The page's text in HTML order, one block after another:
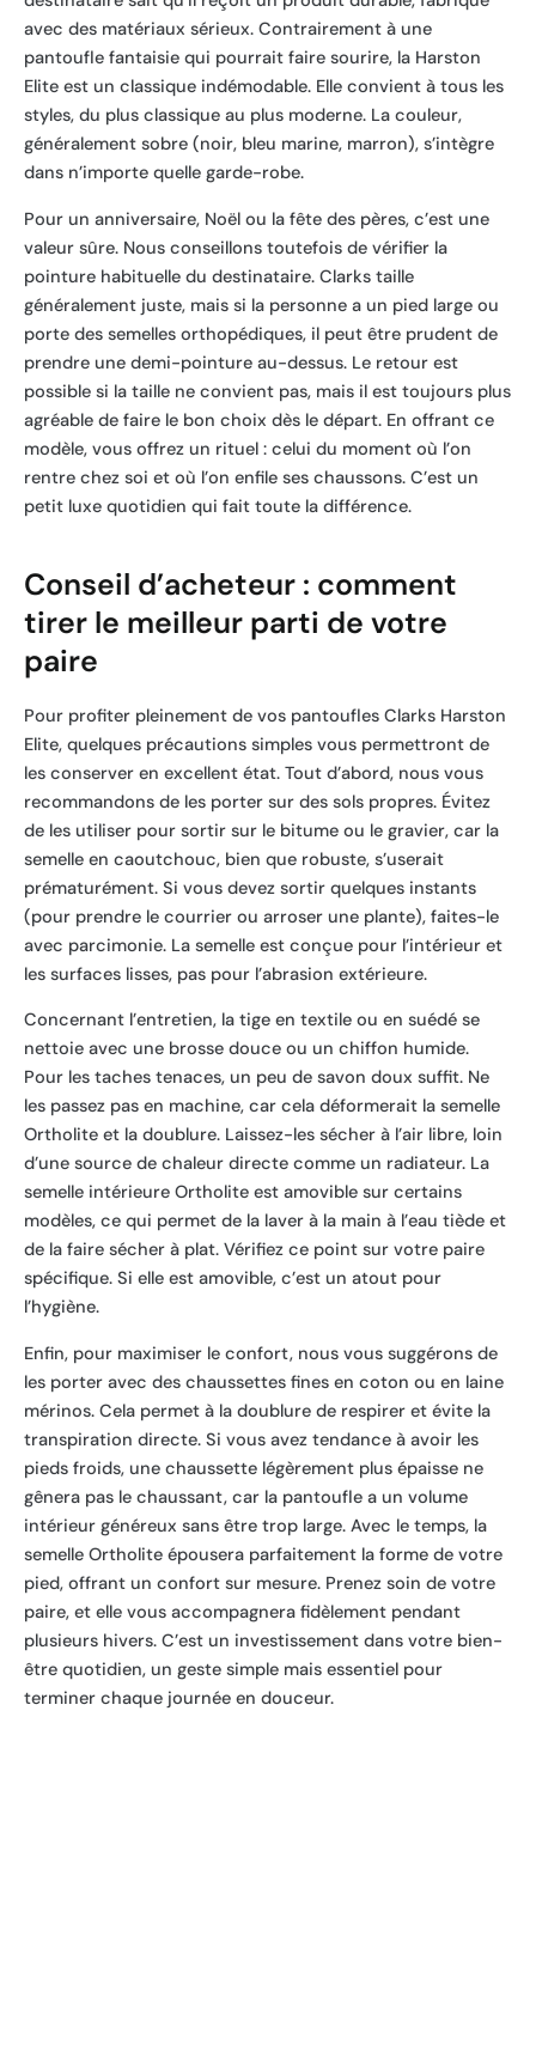
avec des matériaux sérieux. Contrairement à une
pantoufle fantaisie qui pourrait faire sourire, la Harston
Elite est un classique indémodable. Elle convient à tous les
styles, du plus classique au plus moderne. La couleur,
généralement sobre (noir, bleu marine, marron), s’intègre
dans n’importe quelle garde-robe.
Pour un anniversaire, Noël ou la fête des pères, c’est une
valeur sûre. Nous conseillons toutefois de vérifier la
pointure habituelle du destinataire. Clarks taille
généralement juste, mais si la personne a un pied large ou
porte des semelles orthopédiques, il peut être prudent de
prendre une demi-pointure au-dessus. Le retour est
possible si la taille ne convient pas, mais il est toujours plus
agréable de faire le bon choix dès le départ. En offrant ce
modèle, vous offrez un rituel : celui du moment où l’on
rentre chez soi et où l’on enfile ses chaussons. C’est un
petit luxe quotidien qui fait toute la différence.
Conseil d’acheteur : comment
tirer le meilleur parti de votre
paire
Pour profiter pleinement de vos pantoufles Clarks Harston
Elite, quelques précautions simples vous permettront de
les conserver en excellent état. Tout d’abord, nous vous
recommandons de les porter sur des sols propres. Évitez
de les utiliser pour sortir sur le bitume ou le gravier, car la
semelle en caoutchouc, bien que robuste, s’userait
prématurément. Si vous devez sortir quelques instants
(pour prendre le courrier ou arroser une plante), faites-le
avec parcimonie. La semelle est conçue pour l’intérieur et
les surfaces lisses, pas pour l’abrasion extérieure.
Concernant l’entretien, la tige en textile ou en suédé se
nettoie avec une brosse douce ou un chiffon humide.
Pour les taches tenaces, un peu de savon doux suffit. Ne
les passez pas en machine, car cela déformerait la semelle
Ortholite et la doublure. Laissez-les sécher à l’air libre, loin
d’une source de chaleur directe comme un radiateur. La
semelle intérieure Ortholite est amovible sur certains
modèles, ce qui permet de la laver à la main à l’eau tiède et
de la faire sécher à plat. Vérifiez ce point sur votre paire
spécifique. Si elle est amovible, c’est un atout pour
l’hygiène.
Enfin, pour maximiser le confort, nous vous suggérons de
les porter avec des chaussettes fines en coton ou en laine
mérinos. Cela permet à la doublure de respirer et évite la
transpiration directe. Si vous avez tendance à avoir les
pieds froids, une chaussette légèrement plus épaisse ne
gênera pas le chaussant, car la pantoufle a un volume
intérieur généreux sans être trop large. Avec le temps, la
semelle Ortholite épousera parfaitement la forme de votre
pied, offrant un confort sur mesure. Prenez soin de votre
paire, et elle vous accompagnera fidèlement pendant
plusieurs hivers. C’est un investissement dans votre bien-
être quotidien, un geste simple mais essentiel pour
terminer chaque journée en douceur.